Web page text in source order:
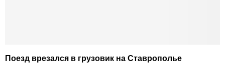
Поезд врезался в грузовик на Ставрополье